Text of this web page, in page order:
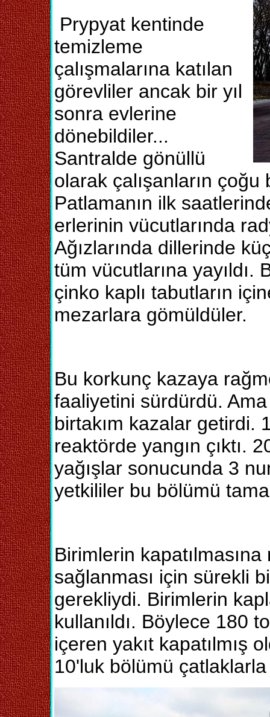
Prypyat kentinde
temizleme
çalışmalarına katılan
görevliler ancak bir yıl
sonra evlerine
dönebildiler...
Santralde gönüllü
olarak çalışanların
Patlamanın ilk
erlerinin vücutlarında
Ağızlarında dillerinde
tüm vücutlarına
çinko kaplı tabutların
mezarlara gömüldüler.
Bu korkunç kazaya
faaliyetini sürdürdü.
birtakım kazalar getirdi.
reaktörde yangın çıktı.
yağışlar sonucunda 3
yetkililer bu bölümü
Birimlerin
sağlanması için sürekli
gerekliydi. Birimlerin
kullanıldı. Böylece 180
içeren yakıt kapatılmış
10'luk bölümü